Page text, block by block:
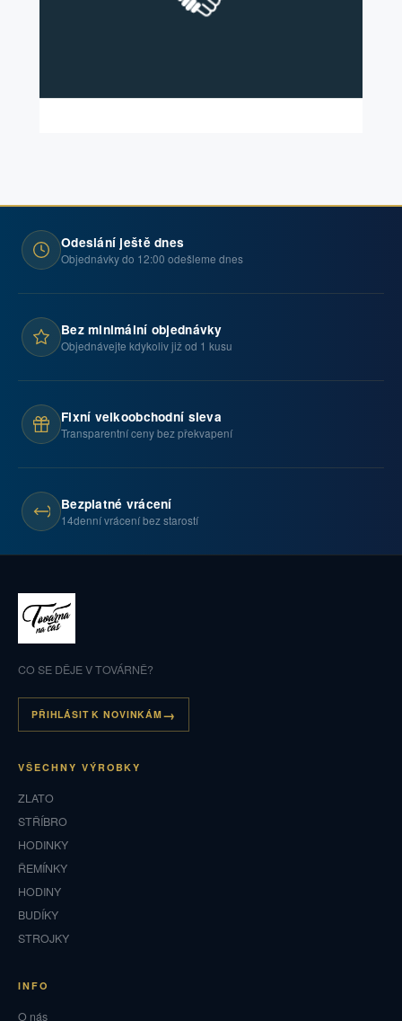
Odeslání ještě dnes
Objednávky do 12:00 odešleme dnes
Bez minimální objednávky
Objednávejte kdykoliv již od 1 kusu
Fixní velkoobchodní sleva
Transparentní ceny bez překvapení
Bezplatné vrácení
14denní vrácení bez starostí
CO SE DĚJE V TOVÁRNĚ?
PŘIHLÁSIT K NOVINKÁM
VŠECHNY VÝROBKY
ZLATO
STŘÍBRO
HODINKY
ŘEMÍNKY
HODINY
BUDÍKY
STROJKY
INFO
O nás